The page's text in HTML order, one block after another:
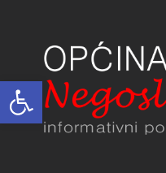
Open toolbar